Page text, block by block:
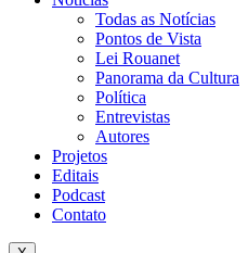
Todas as Notícias
Pontos de Vista
Lei Rouanet
Panorama da Cultura
Política
Entrevistas
Autores
Projetos
Editais
Podcast
Contato